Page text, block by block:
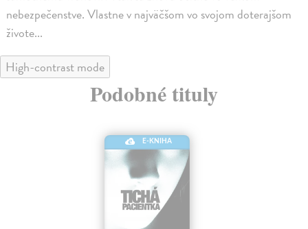
nebezpečenstve. Vlastne v najväčšom vo svojom doterajšom
živote...
High-contrast mode
Podobné tituly
E-KNIHA